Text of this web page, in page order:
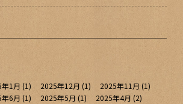
1月 (1) 2025年12月 (1) 2025年11月 (1)
6月 (1) 2025年5月 (1) 2025年4月 (2)